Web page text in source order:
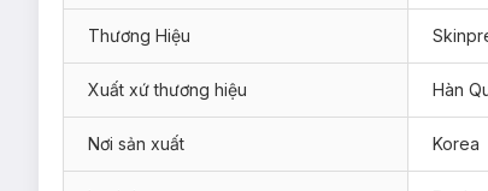
Loại da phù hợp:
Thương Hiệu
Xuất xứ thương hiệu Hàn
Nơi sản xuất Korea